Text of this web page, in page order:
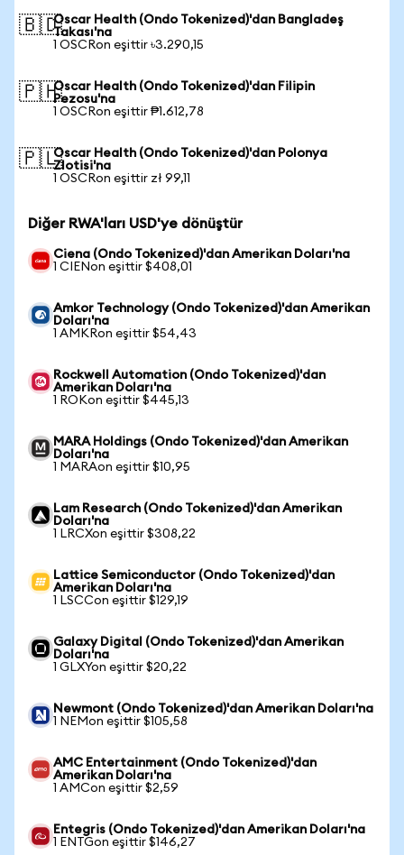
🇧🇩Oscar Health (Ondo Tokenized)'dan Bangladeş
Takası'na
1 OSCRon eşittir ৳3.290,15
🇵🇭Oscar Health (Ondo Tokenized)'dan Filipin
Pezosu'na
1 OSCRon eşittir ₱1.612,78
🇵🇱Oscar Health (Ondo Tokenized)'dan Polonya
Zlotisi'na
1 OSCRon eşittir zł 99,11
Diğer RWA'ları USD'ye dönüştür
Ciena (Ondo Tokenized)'dan Amerikan Doları'na
1 CIENon eşittir $408,01
Amkor Technology (Ondo Tokenized)'dan Amerikan
Doları'na
1 AMKRon eşittir $54,43
Rockwell Automation (Ondo Tokenized)'dan
Amerikan Doları'na
1 ROKon eşittir $445,13
MARA Holdings (Ondo Tokenized)'dan Amerikan
Doları'na
1 MARAon eşittir $10,95
Lam Research (Ondo Tokenized)'dan Amerikan
Doları'na
1 LRCXon eşittir $308,22
Lattice Semiconductor (Ondo Tokenized)'dan
Amerikan Doları'na
1 LSCCon eşittir $129,19
Galaxy Digital (Ondo Tokenized)'dan Amerikan
Doları'na
1 GLXYon eşittir $20,22
Newmont (Ondo Tokenized)'dan Amerikan Doları'na
1 NEMon eşittir $105,58
AMC Entertainment (Ondo Tokenized)'dan
Amerikan Doları'na
1 AMCon eşittir $2,59
Entegris (Ondo Tokenized)'dan Amerikan Doları'na
1 ENTGon eşittir $146,27